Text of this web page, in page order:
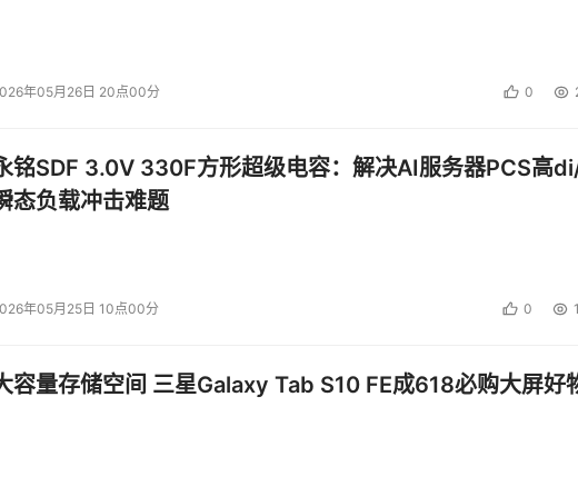
年05月26日 20点00分 0
铭SDF 3.0V 330F方形超级电容：解决AI服务器PCS高
态负载冲击难题
年05月25日 10点00分 0
容量存储空间 三星Galaxy Tab S10 FE成618必购大屏好